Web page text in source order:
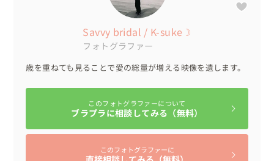
Savvy bridal / K-suke☽
フォトグラファー
歳を重ねても見ることで愛の総量が増える映像を遺します。
このフォトグラファーについて
ブラプラに相談してみる（無料）
このフォトグラファーに